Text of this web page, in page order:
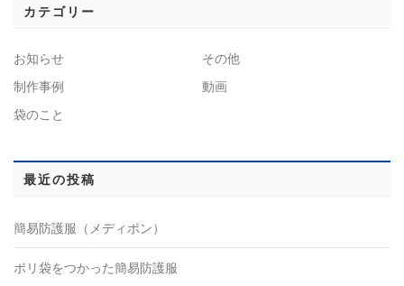
カテゴリー
お知らせ
その他
制作事例
動画
袋のこと
最近の投稿
簡易防護服（メディポン）
ポリ袋をつかった簡易防護服